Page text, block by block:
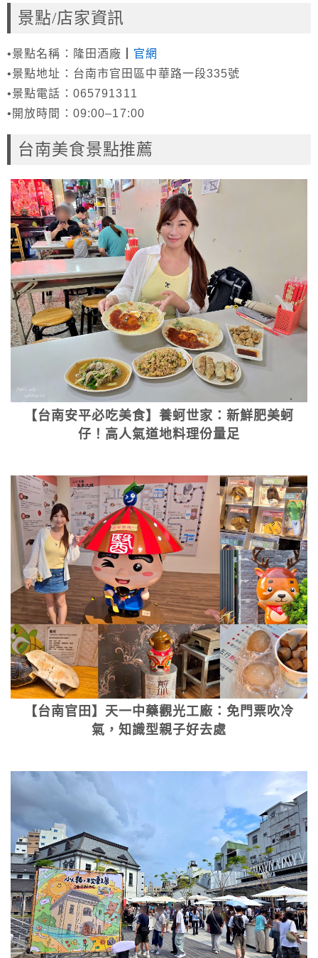
景點/店家資訊
•景點名稱：隆田酒廠┃ 官網
•景點地址：台南市官田區中華路一段335號
•景點電話：065791311
•開放時間：09:00–17:00
台南美食景點推薦
【台南安平必吃美食】養蚵世家：新鮮肥美蚵
仔！高人氣道地料理份量足
【台南官田】天一中藥觀光工廠：免門票吹冷
氣，知識型親子好去處